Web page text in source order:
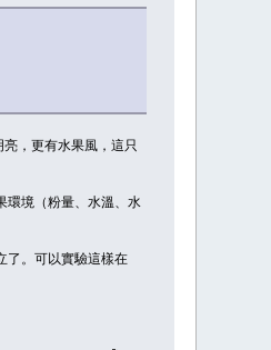
，更有水果風，這只
環境（粉量、水溫、水
了。可以實驗這樣在